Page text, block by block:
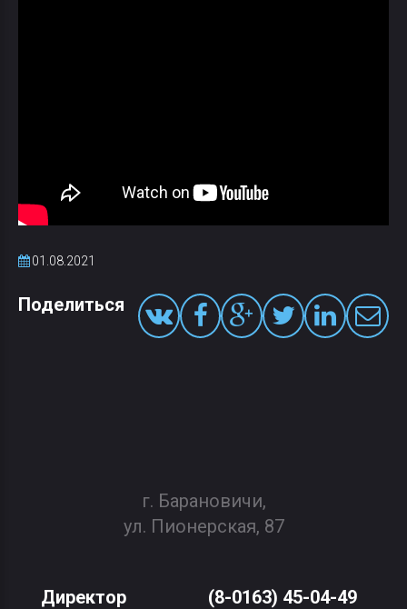
01.08.2021
Поделиться
г. Барановичи,
ул. Пионерская, 87
Директор (8-0163) 45-04-49